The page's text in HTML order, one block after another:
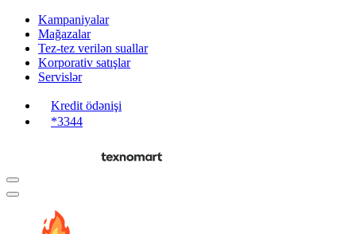
Kampaniyalar
Mağazalar
Tez-tez verilən suallar
Korporativ satışlar
Servislər
Kredit ödənişi
*3344